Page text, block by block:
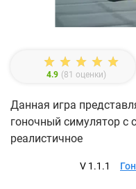
4.9 (81 оценки)
Данная игра
гоночный симулятор с
реалистичное
V 1.1.1